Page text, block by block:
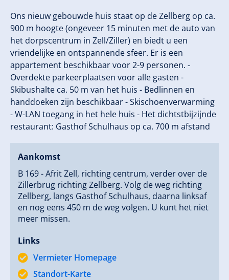
Ons nieuw gebouwde huis staat op de Zellberg op ca.
900 m hoogte (ongeveer 15 minuten met de auto van
het dorpscentrum in Zell/Ziller) en biedt u een
vriendelijke en ontspannende sfeer. Er is een
appartement beschikbaar voor 2-9 personen. -
Overdekte parkeerplaatsen voor alle gasten -
Skibushalte ca. 50 m van het huis - Bedlinnen en
handdoeken zijn beschikbaar - Skischoenverwarming
- W-LAN toegang in het hele huis - Het dichtstbijzijnde
restaurant: Gasthof Schulhaus op ca. 700 m afstand
Aankomst
B 169 - Afrit Zell, richting centrum, verder over de
Zillerbrug richting Zellberg. Volg de weg richting
Zellberg, langs Gasthof Schulhaus, daarna linksaf
en nog eens 450 m de weg volgen. U kunt het niet
meer missen.
Links
Vermieter Homepage
Standort-Karte